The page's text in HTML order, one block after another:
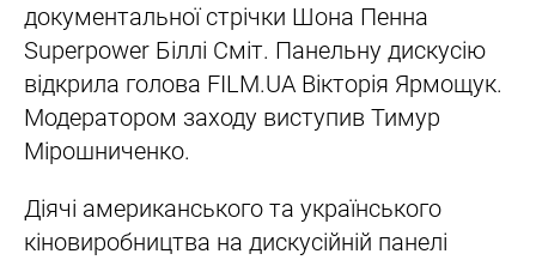
документальної стрічки Шона Пенна
Superpower Біллі Сміт. Панельну дискусію
відкрила голова FILM.UA Вікторія Ярмощук.
Модератором заходу виступив Тимур
Мірошниченко.
Діячі американського та українського
кіновиробництва на дискусійній панелі